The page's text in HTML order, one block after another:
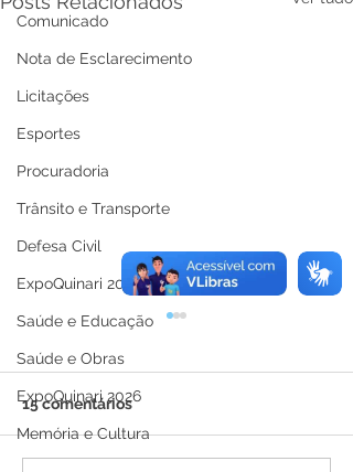
Comunicado
Nota de Esclarecimento
Licitações
Esportes
Procuradoria
Trânsito e Transporte
Defesa Civil
ExpoQuinari 2025
Saúde e Educação
Saúde e Obras
ExpoQuinari 2026
Memória e Cultura
15 comentários